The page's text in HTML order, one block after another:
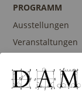
PROGRAMM
Ausstellungen
Veranstaltungen
Publikationen